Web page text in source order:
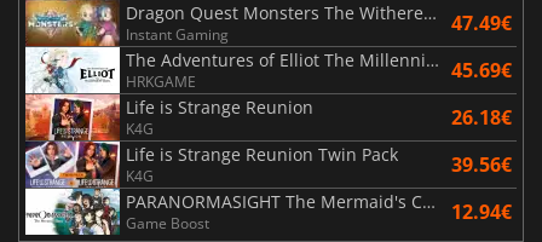
Dragon Quest Monsters The Withered World
Instant Gaming 47.49€
The Adventures of Elliot The Millennium Tales
HRKGAME 45.69€
Life is Strange Reunion
K4G 26.18€
Life is Strange Reunion Twin Pack
K4G 39.56€
PARANORMASIGHT The Mermaid's Curse
Game Boost 12.94€